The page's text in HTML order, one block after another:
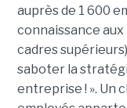
auprès de 1 600
connaissance
cadres
saboter la
entreprise ! ». Un